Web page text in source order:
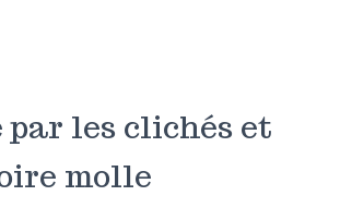
par les clichés et
molle